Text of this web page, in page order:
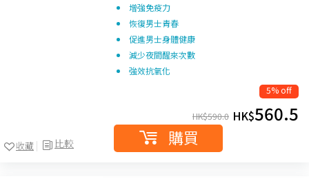
比較
收藏
增強免疫力
恢復男士青春
促進男士身體健康
減少夜間醒來次數
強效抗氧化
5% off
HK$590.0 HK$560.5
購買